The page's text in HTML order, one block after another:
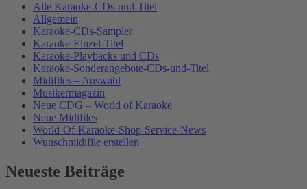
Alle Karaoke-CDs-und-Titel
Allgemein
Karaoke-CDs-Sampler
Karaoke-Einzel-Titel
Karaoke-Playbacks und CDs
Karaoke-Sonderangebote-CDs-und-Titel
Midifiles – Auswahl
Musikermagazin
Neue CDG – World of Karaoke
Neue Midifiles
World-Of-Karaoke-Shop-Service-News
Wunschmidifile erstellen
Neueste Beiträge